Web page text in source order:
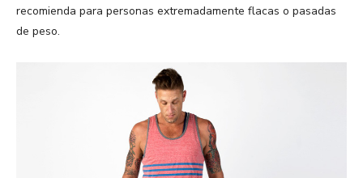
recomienda para personas extremadamente flacas o pasadas
de peso.